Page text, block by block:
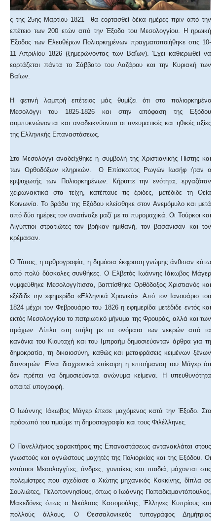
ς της 25ης Μαρτίου 1821 θα εορτασθεί δέκα ημέρες πριν από την
επέτειο των 200 ετών από την Έξοδο του Μεσολογγίου. Η ηρωική
Έξοδος των Ελευθέρων Πολιορκημένων πραγματοποιήθηκε στις 10-
11 Απριλίου 1826 (ξημερώνοντας των Βαΐων). Έχει καθιερωθεί να
εορτάζεται πάντα το Σάββατο του Λαζάρου και την Κυριακή των
Βαΐων.
Η φετινή λαμπρή επέτειος μάς θυμίζει ότι στο πολιορκημένο
Μεσολόγγι του 1825-1826 και στην απόφαση της Εξόδου
συμπυκνώνονται και αναδεικνύονται οι πνευματικές και ηθικές αξίες
της Ελληνικής Επαναστάσεως.
Στο Μεσολόγγι αναδείχθηκε η συμβολή της Χριστιανικής Πίστης και
των Ορθοδόξων κληρικών. Ο Επίσκοπος Ρωγών Ιωσήφ ήταν ο
εμψυχωτής των Πολιορκημένων. Κήρυττε την ενότητα, εργαζόταν
χειρωνακτικά στα τείχη, κατέπαυε τις έριδες, μετέδιδε τη Θεία
Κοινωνία. Το βράδυ της Εξόδου κλείσθηκε στον Ανεμόμυλο και μετά
από δύο ημέρες τον ανατίναξε μαζί με τα πυρομαχικά. Οι Τούρκοι και
Αιγύπτιοι στρατιώτες τον βρήκαν ημιθανή, τον βασάνισαν και τον
κρέμασαν.
Ο Τύπος, η αρθρογραφία, η δημόσια έκφραση γνώμης άνθισαν κάτω
από πολύ δύσκολες συνθήκες. Ο Ελβετός Ιωάννης Ιάκωβος Μάγερ
νυμφεύθηκε Μεσολογγίτισσα, βαπτίσθηκε Ορθόδοξος Χριστιανός και
εξέδιδε την εφημερίδα «Ελληνικά Χρονικά». Από τον Ιανουάριο του
1824 μέχρι τον Φεβρουάριο του 1826 η εφημερίδα μετέδιδε εντός και
εκτός Μεσολογγίου το πατριωτικό μήνυμα της Φρουράς, αλλά και των
αμάχων. Δίπλα στη στήλη με τα ονόματα των νεκρών από τα
κανόνια του Κιουταχή και του Ιμπραήμ δημοσιεύονταν άρθρα για τη
δημοκρατία, τη δικαιοσύνη, καθώς και μεταφράσεις κειμένων ξένων
διανοητών. Είναι διαχρονικά επίκαιρη η επισήμανση του Μάγερ ότι
δεν πρέπει να δημοσιεύονται ανώνυμα κείμενα. Η υπευθυνότητα
απαιτεί υπογραφή.
Ο Ιωάννης Ιάκωβος Μάγερ έπεσε μαχόμενος κατά την Έξοδο. Στο
πρόσωπό του τιμούμε τη δημοσιογραφία και τους Φιλέλληνες.
Ο Πανελλήνιος χαρακτήρας της Επαναστάσεως αντανακλάται στους
γνωστούς και αγνώστους μαχητές της Πολιορκίας και της Εξόδου. Οι
εντόπιοι Μεσολογγίτες, άνδρες, γυναίκες και παιδιά, μάχονται στις
πολεμίστρες που σχεδίασε ο Χιώτης μηχανικός Κοκκίνης, δίπλα σε
Σουλιώτες, Πελοποννησίους, όπως ο Ιωάννης Παπαδιαμαντόπουλος,
Μακεδόνες όπως ο Νικόλαος Κασομούλης, Έλληνες Κυπρίους και
πολλούς άλλους. Ο Θεσσαλονικεύς τυπογράφος Δημήτριος